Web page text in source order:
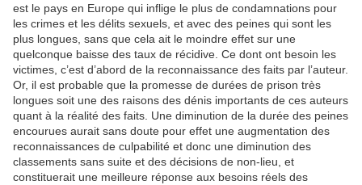
est le pays en Europe qui inflige le plus de condamnations pour
les crimes et les délits sexuels, et avec des peines qui sont les
plus longues, sans que cela ait le moindre effet sur une
quelconque baisse des taux de récidive. Ce dont ont besoin les
victimes, c’est d’abord de la reconnaissance des faits par l’auteur.
Or, il est probable que la promesse de durées de prison très
longues soit une des raisons des dénis importants de ces auteurs
quant à la réalité des faits. Une diminution de la durée des peines
encourues aurait sans doute pour effet une augmentation des
reconnaissances de culpabilité et donc une diminution des
classements sans suite et des décisions de non-lieu, et
constituerait une meilleure réponse aux besoins réels des